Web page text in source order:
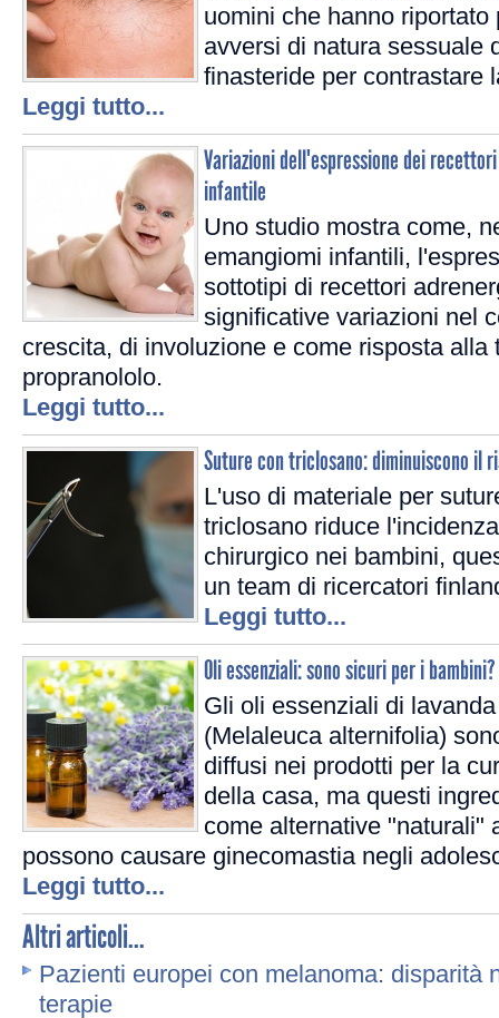
uomini che hanno riportato
avversi di natura sessuale
finasteride per contrastare
Leggi tutto...
Variazioni dell'espressione dei
infantile
Uno studio mostra come,
emangiomi infantili,
sottotipi di recettori
significative variazioni nel
crescita, di involuzione e come risposta alla
propranololo.
Leggi tutto...
Suture con triclosano: diminuiscono il
L'uso di materiale per
triclosano riduce
chirurgico nei bambini,
un team di ricercatori
Leggi tutto...
Oli essenziali: sono sicuri per i bambini?
Gli oli essenziali di
(Melaleuca alternifolia)
diffusi nei prodotti per la
della casa, ma questi
come alternative "naturali"
possono causare ginecomastia negli
Leggi tutto...
Altri articoli...
Pazienti europei con melanoma: disparità
terapie